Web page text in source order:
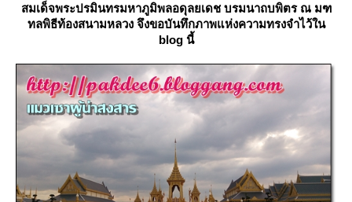
สมเด็จพระปรมินทรมหาภูมิพลอดุลยเดช บรมนาถบพิตร ณ มฑ
ทลพิธีท้องสนามหลวง จึงขอบันทึกภาพแห่งความทรงจำไว้ใน
blog นี้